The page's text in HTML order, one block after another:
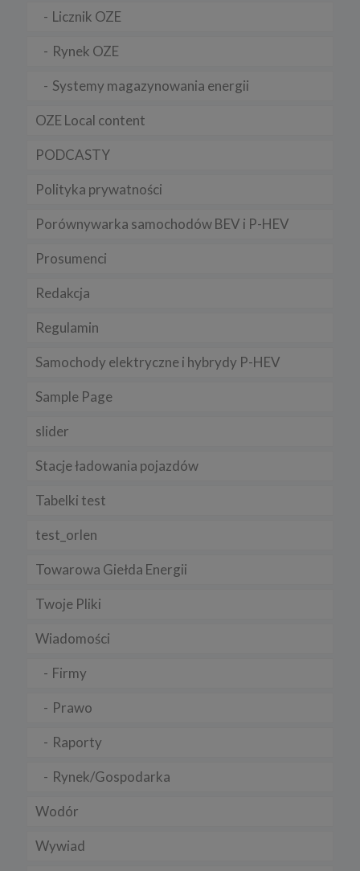
Licznik OZE
Rynek OZE
Systemy magazynowania energii
OZE Local content
PODCASTY
Polityka prywatności
Porównywarka samochodów BEV i P-HEV
Prosumenci
Redakcja
Regulamin
Samochody elektryczne i hybrydy P-HEV
Sample Page
slider
Stacje ładowania pojazdów
Tabelki test
test_orlen
Towarowa Giełda Energii
Twoje Pliki
Wiadomości
Firmy
Prawo
Raporty
Rynek/Gospodarka
Wodór
Wywiad